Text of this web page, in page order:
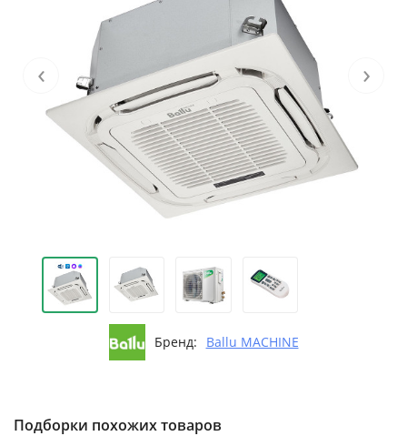
‹ ›
Бренд: Ballu MACHINE
Подборки похожих товаров